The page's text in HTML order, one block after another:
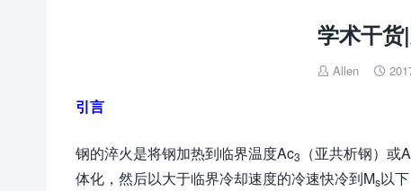
学术干
 Allen 
引言
钢的淬火是将钢加热到临界温度Ac3 （亚共析钢）或
体化，然后以大于临界冷却速度的冷速快冷到Ms以